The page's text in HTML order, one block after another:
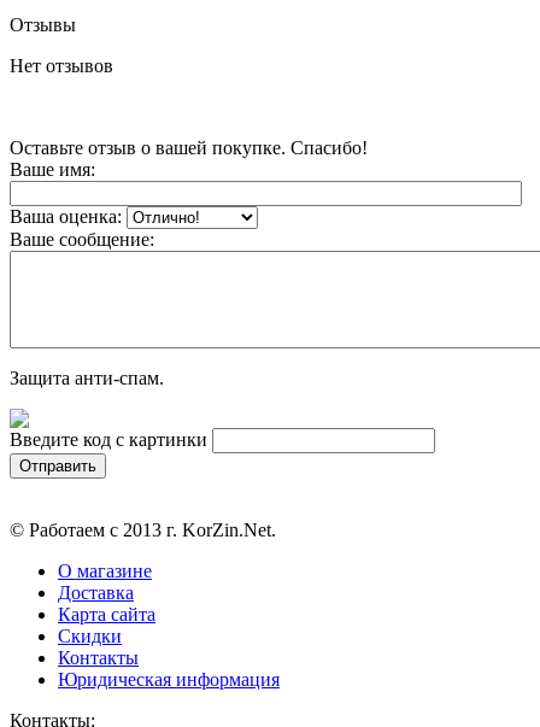
Отзывы
Нет отзывов
Оставьте отзыв о вашей покупке. Спасибо!
Ваше имя:
Ваша оценка:
Ваше сообщение:
Защита анти-спам.
Введите код с картинки
© Работаем с 2013 г. KorZin.Net.
О магазине
Доставка
Карта сайта
Скидки
Контакты
Юридическая информация
Контакты: